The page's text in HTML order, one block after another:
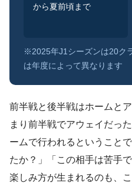
から夏前頃まで
※2025年J1シーズンは20ク
は年度によって異なります
前半戦と後半戦はホームと
まり前半戦でアウェイだっ
ームで行われるということ
たか？」「この相手は苦手
楽しみ方が生まれるのも、